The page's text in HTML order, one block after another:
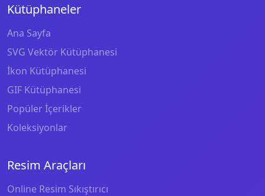
Kütüphaneler
Ana Sayfa
SVG Vektör Kütüphanesi
İkon Kütüphanesi
GIF Kütüphanesi
Popüler İçerikler
Koleksiyonlar
Resim Araçları
Online Resim Sıkıştırıcı